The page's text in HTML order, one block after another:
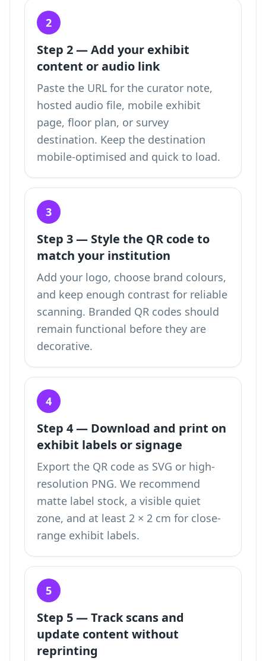
2
Step 2 — Add your exhibit
content or audio link
Paste the URL for the curator note,
hosted audio file, mobile exhibit
page, floor plan, or survey
destination. Keep the destination
mobile-optimised and quick to load.
3
Step 3 — Style the QR code to
match your institution
Add your logo, choose brand colours,
and keep enough contrast for reliable
scanning. Branded QR codes should
remain functional before they are
decorative.
4
Step 4 — Download and print on
exhibit labels or signage
Export the QR code as SVG or high-
resolution PNG. We recommend
matte label stock, a visible quiet
zone, and at least 2 × 2 cm for close-
range exhibit labels.
5
Step 5 — Track scans and
update content without
reprinting